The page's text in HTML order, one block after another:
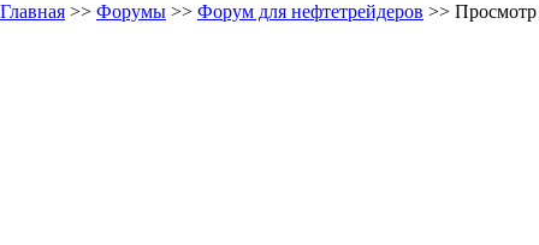
Главная >> Форумы >> Форум для нефтетрейдеров >>